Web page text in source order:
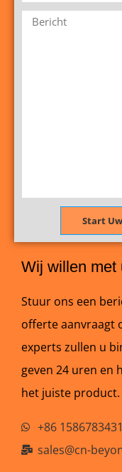
Start
Wij willen met
Stuur ons een
offerte aanvraagt
experts zullen u
geven 24 uren en
het juiste product.
+86
sales@cn-